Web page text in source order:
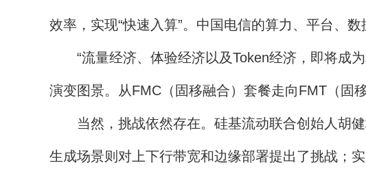
效率，实现“快速入算”。中国电信的算力、平台、
“流量经济、体验经济以及Token经济，即将成为
演变图景。从FMC（固移融合）套餐走向FMT（固
当然，挑战依然存在。硅基流动联合创始人胡健
生成场景则对上下行带宽和边缘部署提出了挑战；